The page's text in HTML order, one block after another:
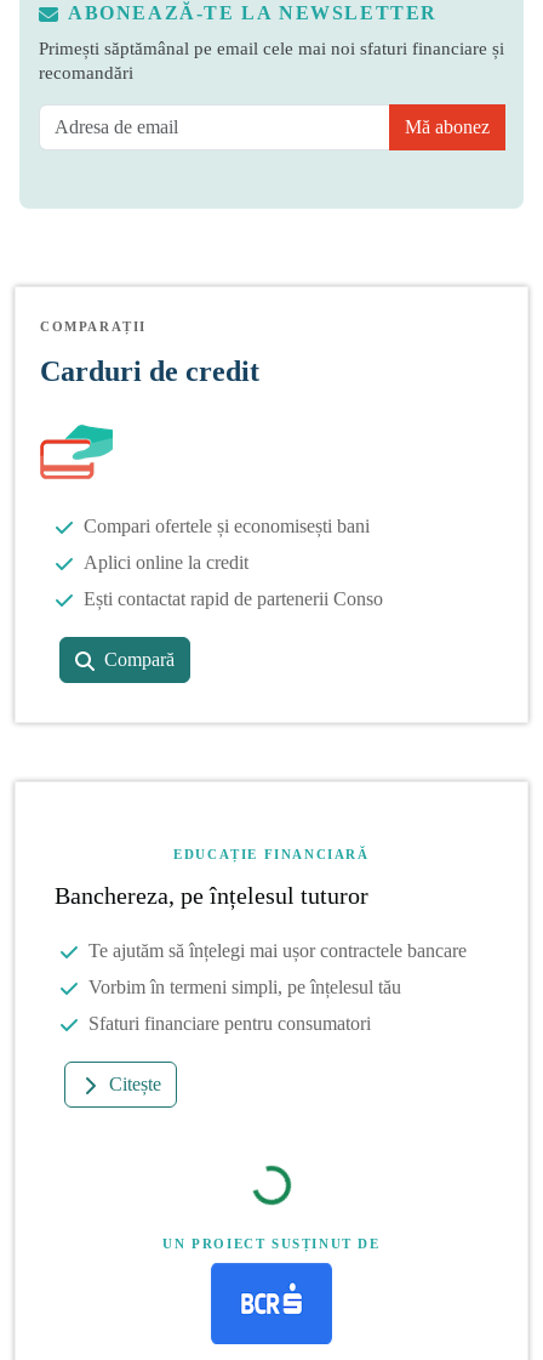
ABONEAZĂ-TE LA NEWSLETTER
Primești săptămânal pe email cele mai noi sfaturi financiare și
recomandări
Mă abonez
COMPARAȚII
Carduri de credit
Compari ofertele și economisești bani
Aplici online la credit
Ești contactat rapid de partenerii Conso
Compară
EDUCAȚIE FINANCIARĂ
Banchereza, pe înțelesul tuturor
Te ajutăm să înțelegi mai ușor contractele bancare
Vorbim în termeni simpli, pe înțelesul tău
Sfaturi financiare pentru consumatori
Citește
UN PROIECT SUSȚINUT DE